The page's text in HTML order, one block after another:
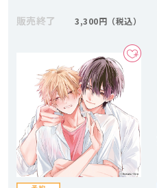
販売終了 3,300円